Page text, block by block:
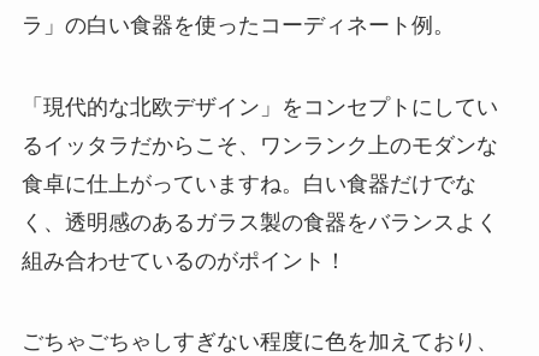
ラ」の白い食器を使ったコーディネート例。
「現代的な北欧デザイン」をコンセプトにしてい
るイッタラだからこそ、ワンランク上のモダンな
食卓に仕上がっていますね。白い食器だけでな
く、透明感のあるガラス製の食器をバランスよく
組み合わせているのがポイント！
ごちゃごちゃしすぎない程度に色を加えており、